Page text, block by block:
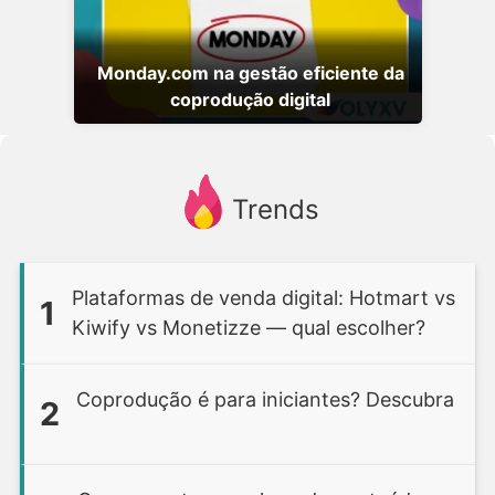
Monday.com na gestão eficiente da
coprodução digital
Trends
1
Plataformas de venda digital: Hotmart vs
Kiwify vs Monetizze — qual escolher?
2 Coprodução é para iniciantes? Descubra